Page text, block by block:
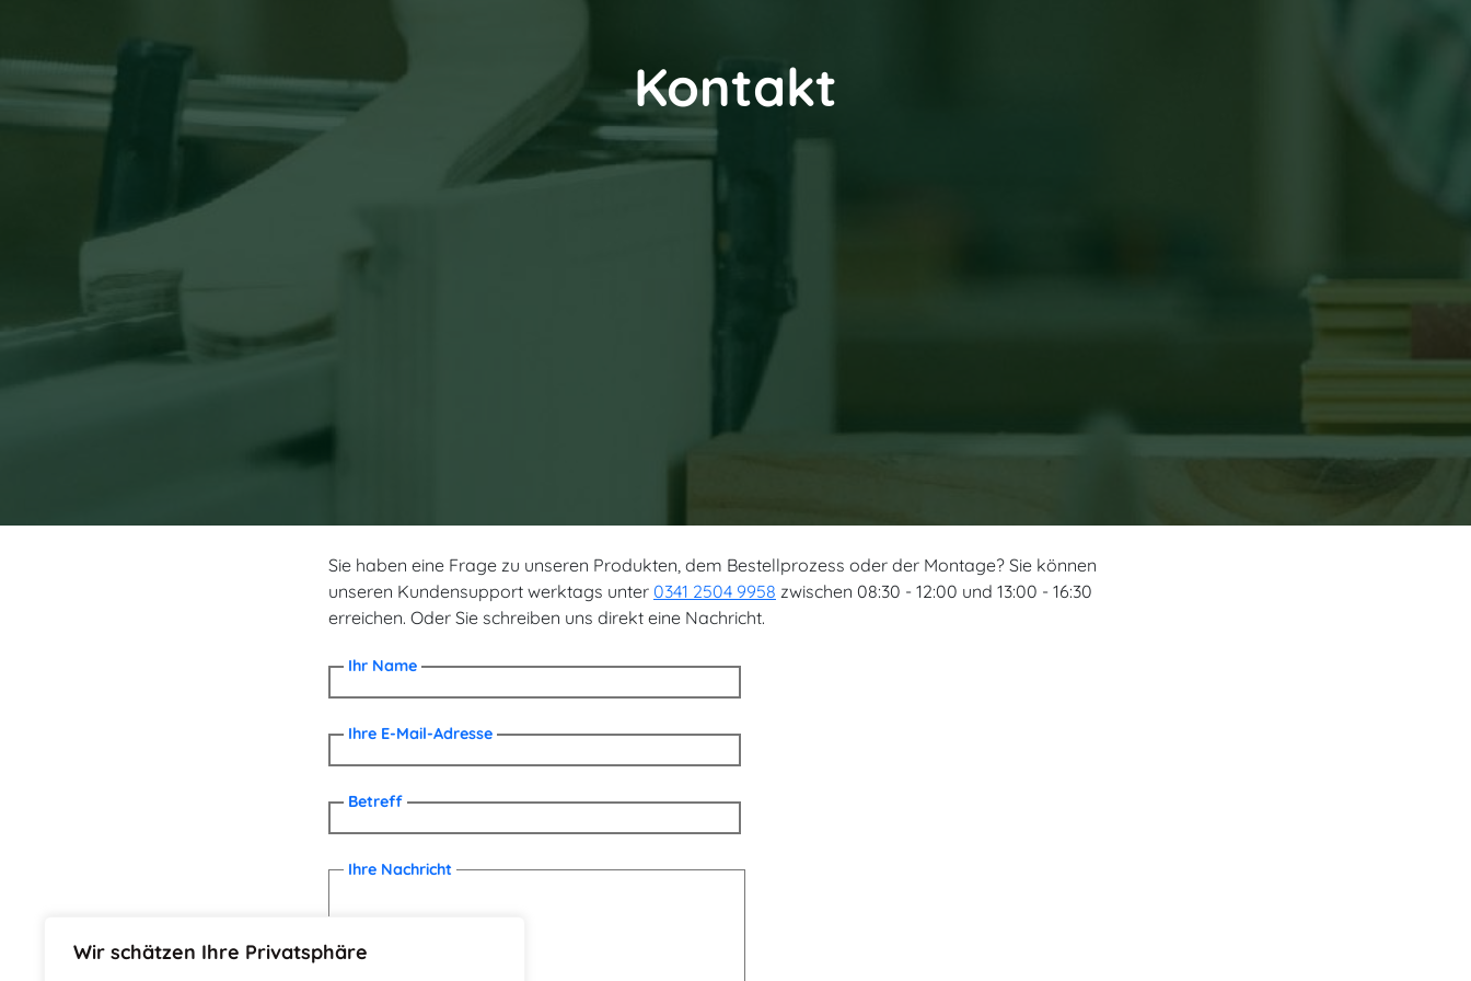
Wir schätzen Ihre Privatsphäre
Kontakt
Sie haben eine Frage zu unseren Produkten, dem Bestellprozess oder der Montage? Sie können
unseren Kundensupport werktags unter 0341 2504 9958 zwischen 08:30 - 12:00 und 13:00 - 16:30
erreichen. Oder Sie schreiben uns direkt eine Nachricht.
Ihr Name
Ihre E-Mail-Adresse
Betreff
Ihre Nachricht